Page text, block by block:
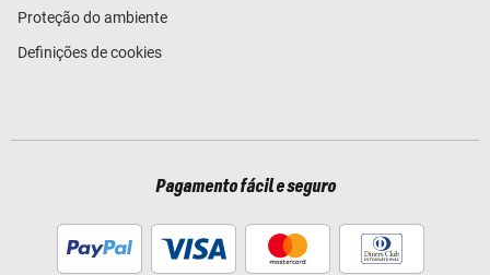
Proteção do ambiente
Definições de cookies
Pagamento fácil e seguro